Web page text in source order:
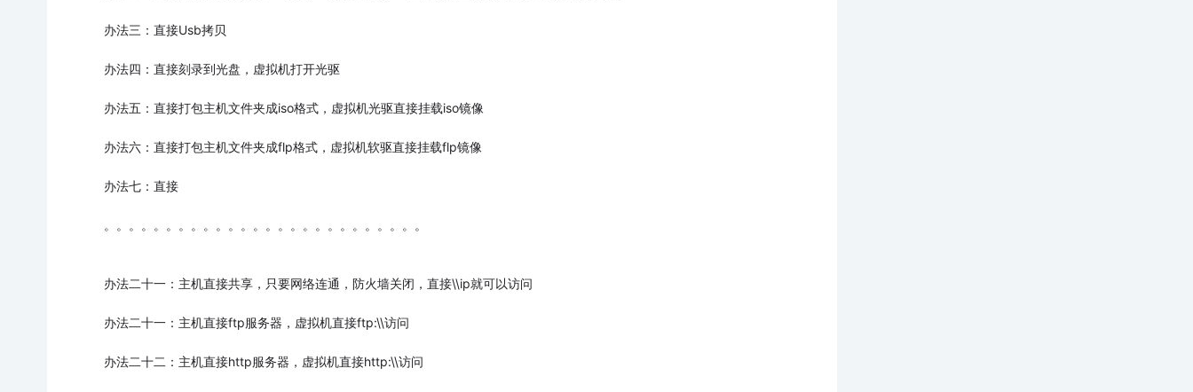
办法三：直接Usb拷贝
办法四：直接刻录到光盘，虚拟机打开光驱
办法五：直接打包主机文件夹成iso格式，虚拟机光驱直接挂载iso镜像
办法六：直接打包主机文件夹成flp格式，虚拟机软驱直接挂载flp镜像
办法七：直接
。。。。。。。。。。。。。。。。。。。。。。。。。。
办法二十一：主机直接共享，只要网络连通，防火墙关闭，直接\\ip就可以访问
办法二十一：主机直接ftp服务器，虚拟机直接ftp:\\访问
办法二十二：主机直接http服务器，虚拟机直接http:\\访问